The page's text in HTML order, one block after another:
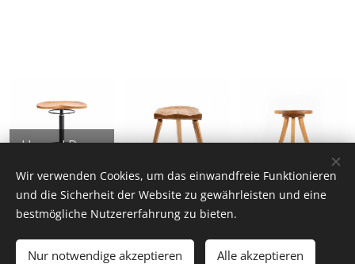
Up and Down
VINKO NINO JAEGER, AUSTRIA
Wir verwenden Cookies, um das einwandfreie Funktionieren
und die Sicherheit der Website zu gewährleisten und eine
bestmögliche Nutzererfahrung zu bieten.
Nur notwendige akzeptieren Alle akzeptieren